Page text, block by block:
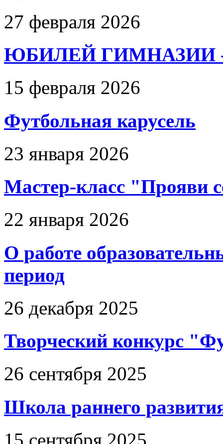
27 февраля 2026
ЮБИЛЕЙ ГИМНАЗИИ -
15 февраля 2026
Футбольная карусель
23 января 2026
Мастер-класс "Прояви
22 января 2026
О работе
период
26 декабря 2025
Творческий конкурс
26 сентября 2025
Школа раннего